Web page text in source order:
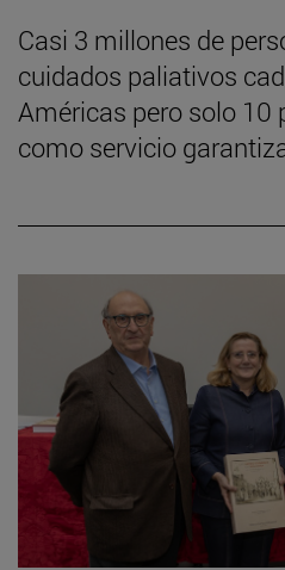
Casi 3 millones de
cuidados paliativos
Américas pero solo 10
como servicio